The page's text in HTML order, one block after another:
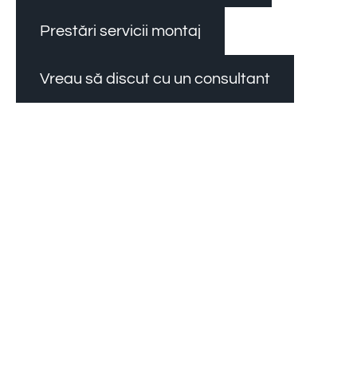
Prestări servicii montaj
Vreau să discut cu un consultant